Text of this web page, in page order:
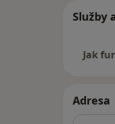
Služby
Jak
Adresa